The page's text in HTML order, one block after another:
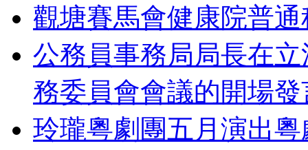
觀塘賽馬會健康院普
公務員事務局局長在
務委員會會議的開場
玲瓏粵劇團五月演出